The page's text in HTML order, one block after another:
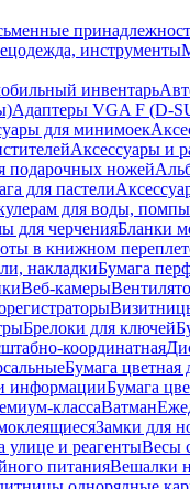
инструменты
инвентарь
Адаптеры VGA F (D-
для минимоек
Аксессуары и
подарочных ножей
для пастели
для воды, помпы
для черченияБланки
в книжном
накладкиБумага
Веб-камеры
Брелоки для ключей
координатная
Бумага цветная
информацииБумага
классаВатман
Замки для
улице и реагентыВесы
питанияВешалки